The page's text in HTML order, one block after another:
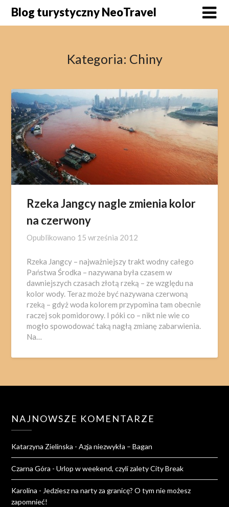
SkipBlog turystyczny NeoTravel
Kategoria: Chiny
Rzeka Jangcy nagle zmienia kolor
na czerwony
Opublikowano 15 września 2012
Rzeka Jangcy – najważniejszy trakt wodny całego
Państwa Środka – nazywana była czasem w
dawniejszych czasach złotą rzeką – ze względu na
kolor wody. Teraz może być nazywana czerwoną
rzeką – gdyż woda kolorem przypomina tam obecnie
raczej sok pomidorowy. I póki co – nikt nie wie co
mogło spowodować taką nagłą zmianę zabarwienia.
Na…
NAJNOWSZE KOMENTARZE
Katarzyna Zielinska -Azja niezwykła – Bagan
Czarna Góra -Urlop w weekend, czyli zalety City Break
Karolina - Jedziesz na narty za granicę? O tym nie możesz
zapomnieć!